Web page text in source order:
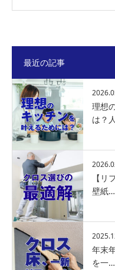
最近の記事
理想
は？
【リ
壁紙…
年末
を一…